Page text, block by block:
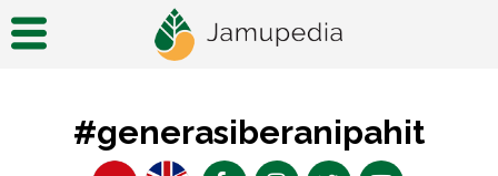
#generasiberanipahit